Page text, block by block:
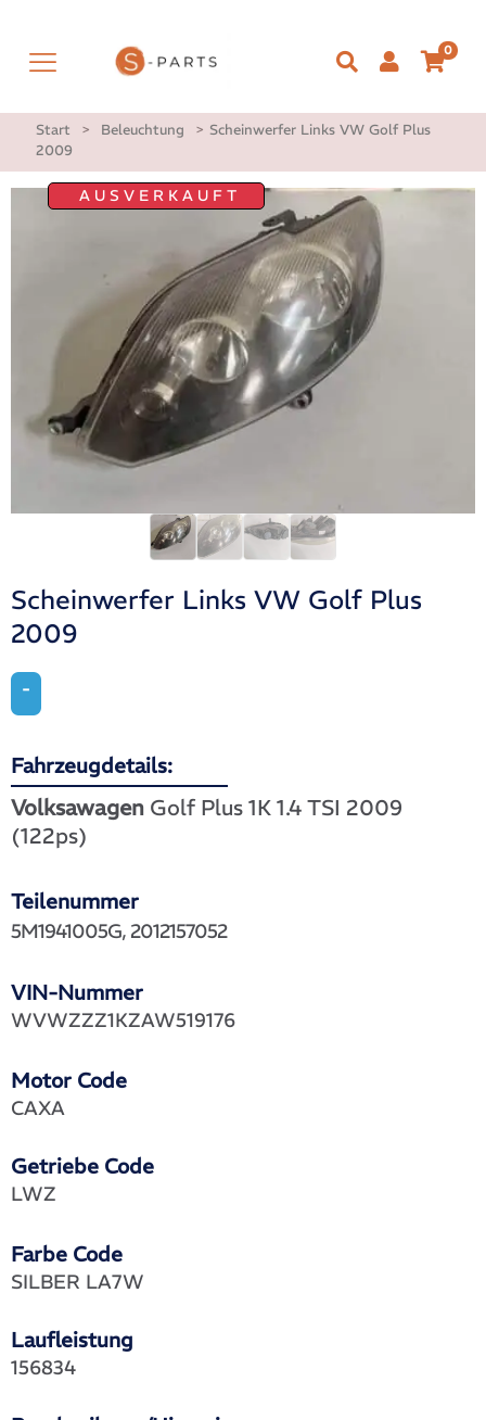
0
Start > Beleuchtung > Scheinwerfer Links VW Golf Plus
2009
AUSVERKAUFT
Scheinwerfer Links VW Golf Plus
2009
-
Fahrzeugdetails:
Volksawagen Golf Plus 1K 1.4 TSI 2009
(122ps)
Teilenummer
VIN-Nummer
5M1941005G, 2012157052
WVWZZZ1KZAW519176
Motor Code
Getriebe Code
CAXA
LWZ
Farbe Code
Laufleistung
SILBER LA7W
156834